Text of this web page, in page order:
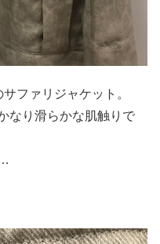
ファリジャケット。
なり滑らかな肌触りで